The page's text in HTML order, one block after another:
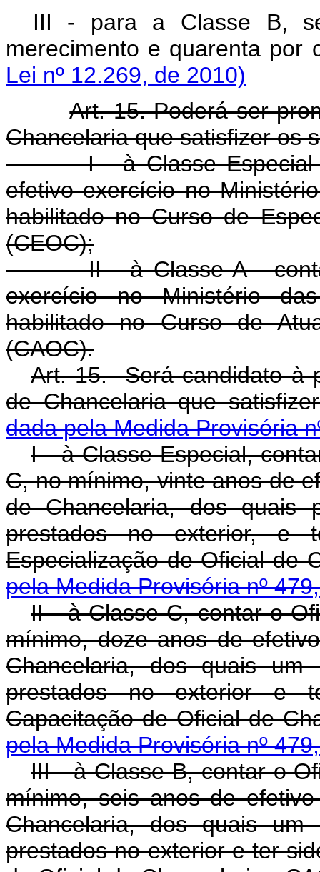
III - para a Classe B,
merecimento e quarenta por
Lei nº 12.269, de 2010)
Art. 15. Poderá ser
Chancelaria que satisfizer os
I - à Classe Especial -
efetivo exercício no
habilitado no Curso de
(CEOC);
II - à Classe A - contar,
exercício no Ministério
habilitado no Curso de
(CAOC).
Art. 15. Será candidato à
de Chancelaria que
dada pela Medida Provisória
I - à Classe Especial,
C, no mínimo, vinte anos de
de Chancelaria, dos quais
prestados no exterior, e
Especialização de Oficial de
pela Medida Provisória nº
II - à Classe C, contar o
mínimo, doze anos de
Chancelaria, dos quais
prestados no exterior e
Capacitação de Oficial de
pela Medida Provisória nº
III - à Classe B, contar o
mínimo, seis anos de
Chancelaria, dos quais
prestados no exterior e ter